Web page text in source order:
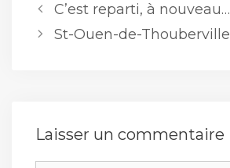
C’est reparti, à nouveau…
St-Ouen-de-Thouberville
Laisser un commentaire